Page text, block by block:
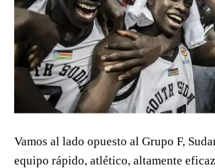
Vamos al lado opuesto al Grupo F,
equipo rápido, atlético, altamente